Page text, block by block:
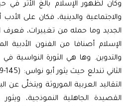
وكان لظهور الإسلام بالغ الأثر في
والاجتماعية والدينية، فكان على
الجديد وما حمله من تغييرات، فعرف
الإسلام أصنافا من الفنون الأدبية
والتدوين. وها هي الثورة النواسية
التقاليد العربية الموروثة ويتخلّى عن
القصيدة الجاهلية النموذجية،